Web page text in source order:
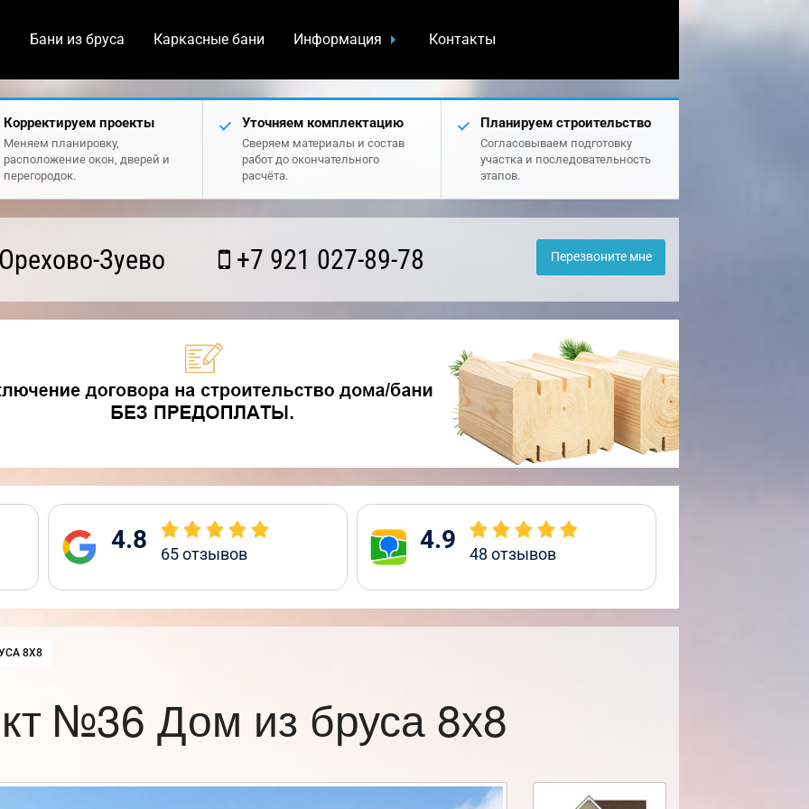
Бани из бруса Каркасные бани Информация Контакты
Корректируем проекты
Меняем планировку,
расположение окон, дверей и
перегородок.
Уточняем комплектацию
Сверяем материалы и состав
работ до окончательного
расчёта.
Планируем строительство
Согласовываем подготовку
участка и последовательность
этапов.
Зуево +7 921 027-89-78 Перезвоните мне
4.8 65отзывов 4.9 48 отзывов
8Х8
№36 Дом из бруса 8х8